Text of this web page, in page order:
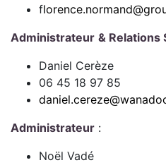
f
Administrateur & Relations
Daniel Cerèze
06 45 18 97 85
Administrateur :
Noël Vadé